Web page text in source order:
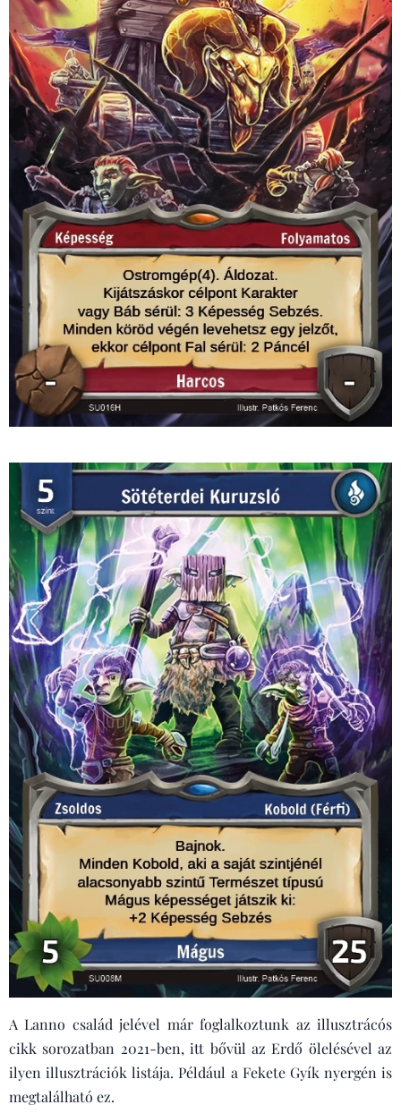
A Lanno család jelével már foglalkoztunk az illusztrácós
cikk sorozatban 2021-ben, itt bővül az Erdő ölelésével az
ilyen illusztrációk listája. Például a Fekete Gyík nyergén is
megtalálható ez.